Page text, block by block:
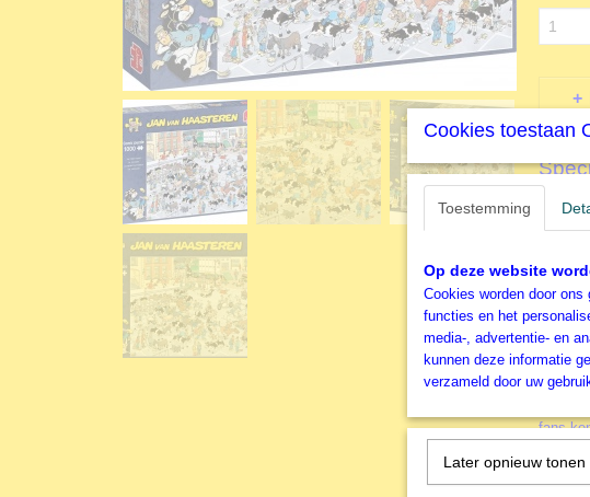
EAN
Jan
Jan
fans
naar
Cookies toestaan
Toestemming
Op deze website
Cookies worden door
functies en het
media-, advertentie- en
kunnen deze informatie
verzameld door uw
Later opnieuw tonen